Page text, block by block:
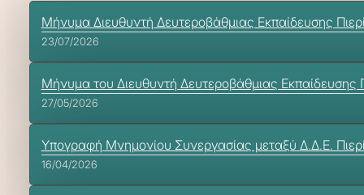
Μήνυμα Διευθυντή Δευτεροβάθμιας Εκπαίδευσης
23/07/2026
Μήνυμα του Διευθυντή Δευτεροβάθμιας Εκπαίδευσης
27/05/2026
Υπογραφή Μνημονίου Συνεργασίας μεταξύ Δ.Δ.Ε.
16/04/2026